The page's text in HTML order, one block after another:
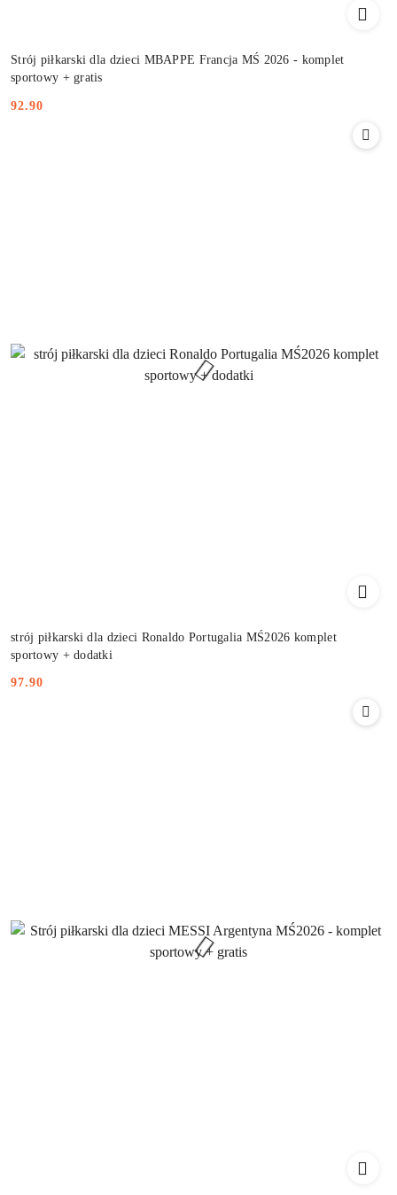
Strój piłkarski dla dzieci MBAPPE Francja MŚ 2026 - komplet
sportowy + gratis
Cena:
92.90
strój piłkarski dla dzieci Ronaldo Portugalia MŚ2026 komplet
sportowy + dodatki
Cena:
97.90